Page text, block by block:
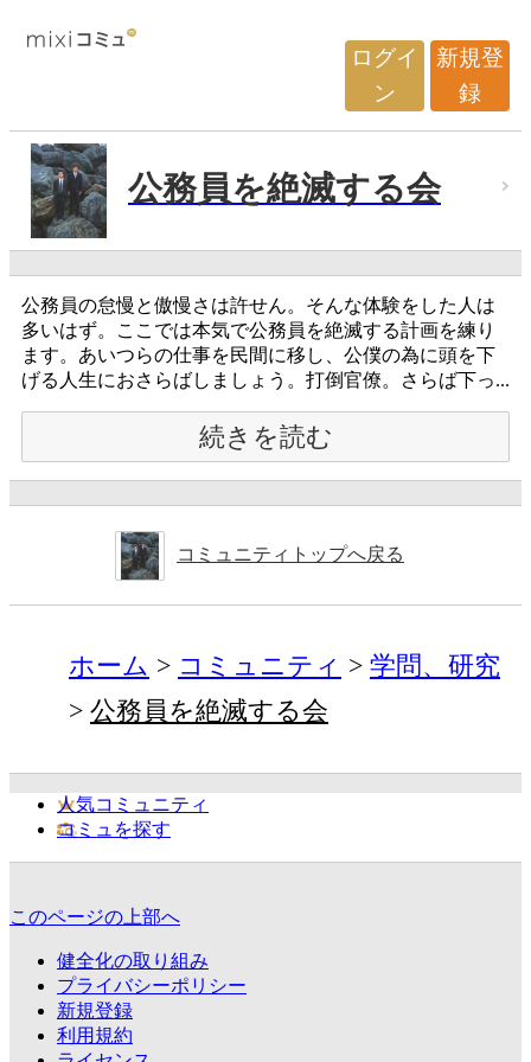
ログイ
ン
新規登
録
公務員を絶滅する会
公務員の怠慢と傲慢さは許せん。そんな体験をした人は
多いはず。ここでは本気で公務員を絶滅する計画を練り
ます。あいつらの仕事を民間に移し、公僕の為に頭を下
げる人生におさらばしましょう。打倒官僚。さらば下っ...
続きを読む
コミュニティトップへ戻る
ホーム コミュニティ
学問、研究
公務員を絶滅する会
人気コミュニティ
コミュを探す
このページの上部へ
健全化の取り組み
プライバシーポリシー
新規登録
利用規約